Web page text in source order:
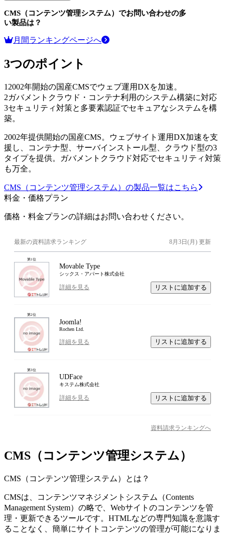
CMS（コンテンツ管理システム） でお問い合わせの多
い製品は？
月間ランキングページへ
3つのポイント
1 2002年開始の国産CMSでウェブ運用DXを加速。
2ガバメントクラウド・コンテナ利用のシステム構築に対応
3セキュリティ対策と多要素認証でセキュアなシステムを構
築。
2002年提供開始の国産CMS。ウェブサイト運用DX加速を支
援し、コンテナ型、サーバインストール型、クラウド型の3
タイプを提供。ガバメントクラウド対応でセキュリティ対策
も万全。
CMS（コンテンツ管理システム）の製品一覧はこちら
料金・価格プラン
価格・料金プランの詳細はお問い合わせください。
最新の資料請求ランキング 8月3日(月) 更新
第1位
Movable Type
シックス・アパート株式会社
詳細を見る リストに追加する
第2位
Joomla!
Rochen Ltd.
詳細を見る リストに追加する
第3位
UDFace
キステム株式会社
詳細を見る リストに追加する
資料請求ランキングへ
CMS（コンテンツ管理システム）
CMS（コンテンツ管理システム） とは？
CMSは、コンテンツマネジメントシステム（Contents
Management System）の略で、Webサイトのコンテンツを管
理・更新できるツールです。HTMLなどの専門知識を意識す
ることなく、簡単にサイトコンテンツの管理が可能になりま